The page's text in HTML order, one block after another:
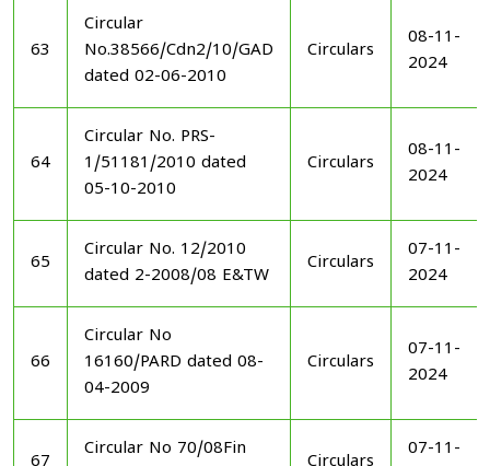
63
Circular
No.38566/Cdn2/10/GAD
dated 02-06-2010
Circulars
08-11-
2024
64
Circular No. PRS-
1/51181/2010 dated
05-10-2010
Circulars
08-11-
2024
65
Circular No. 12/2010
dated 2-2008/08 E&TW
Circulars
07-11-
2024
66
Circular No
16160/PARD dated 08-
04-2009
Circulars
07-11-
2024
Circular No 70/08Fin
07-11-